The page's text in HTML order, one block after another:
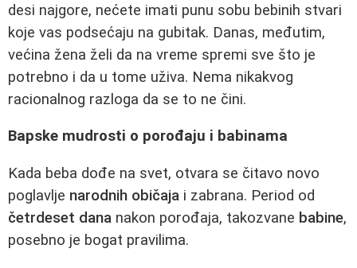
desi najgore, nećete imati punu sobu bebinih stvari
koje vas podsećaju na gubitak. Danas, međutim,
većina žena želi da na vreme spremi sve što je
potrebno i da u tome uživa. Nema nikakvog
racionalnog razloga da se to ne čini.
Bapske mudrosti o porođaju i babinama
Kada beba dođe na svet, otvara se čitavo novo
poglavlje narodnih običaja i zabrana. Period od
četrdeset dana nakon porođaja, takozvane babine,
posebno je bogat pravilima.